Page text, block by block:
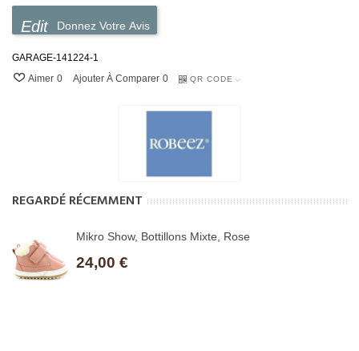
Donnez Votre Avis
GARAGE-141224-1
Aimer 0 Ajouter À Comparer 0 QR CODE
REGARDÉ RÉCEMMENT
Mikro Show, Bottillons Mixte, Rose
24,00 €